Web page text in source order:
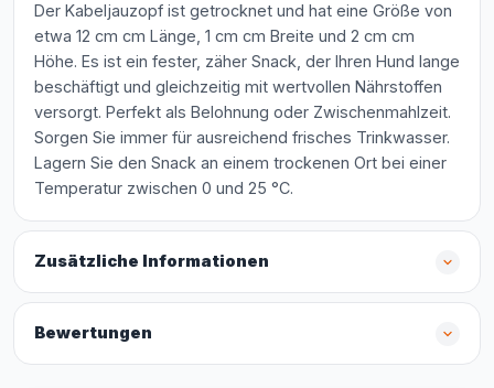
Der Kabeljauzopf ist getrocknet und hat eine Größe von
etwa 12 cm cm Länge, 1 cm cm Breite und 2 cm cm
Höhe. Es ist ein fester, zäher Snack, der Ihren Hund lange
beschäftigt und gleichzeitig mit wertvollen Nährstoffen
versorgt. Perfekt als Belohnung oder Zwischenmahlzeit.
Sorgen Sie immer für ausreichend frisches Trinkwasser.
Lagern Sie den Snack an einem trockenen Ort bei einer
Temperatur zwischen 0 und 25 °C.
Zusätzliche Informationen
Bewertungen